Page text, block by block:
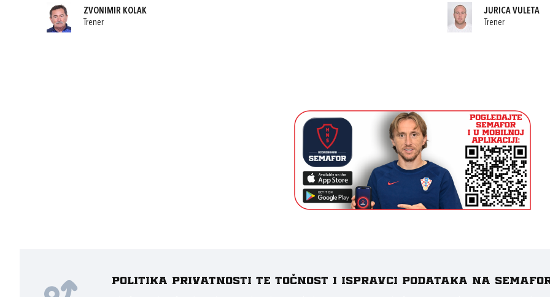
ZVONIMIR KOLAK
Trener
JURICA VULETA
Trener
Politika privatnosti te točnost i ispravci podataka na